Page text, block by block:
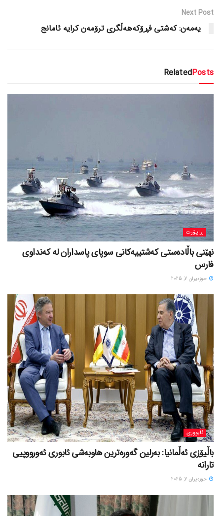
Next Post
یەمەن: کەشتی فڕۆکەهەڵگری ترۆمەن کرایە ئامانج
RelatedPosts
ڕاپۆرت
نهێنی باڵادەستی کەشتییەکانی سوپای پاسداران لە کەنداوی
فارس
حوزه‌یران 7, 2025
ئابووری
باڵیۆزی ئەڵمانیا: بەرلین گەورەترین هاوبەشی ئابوری ئەورووپیی
تارانە
حوزه‌یران 7, 2025